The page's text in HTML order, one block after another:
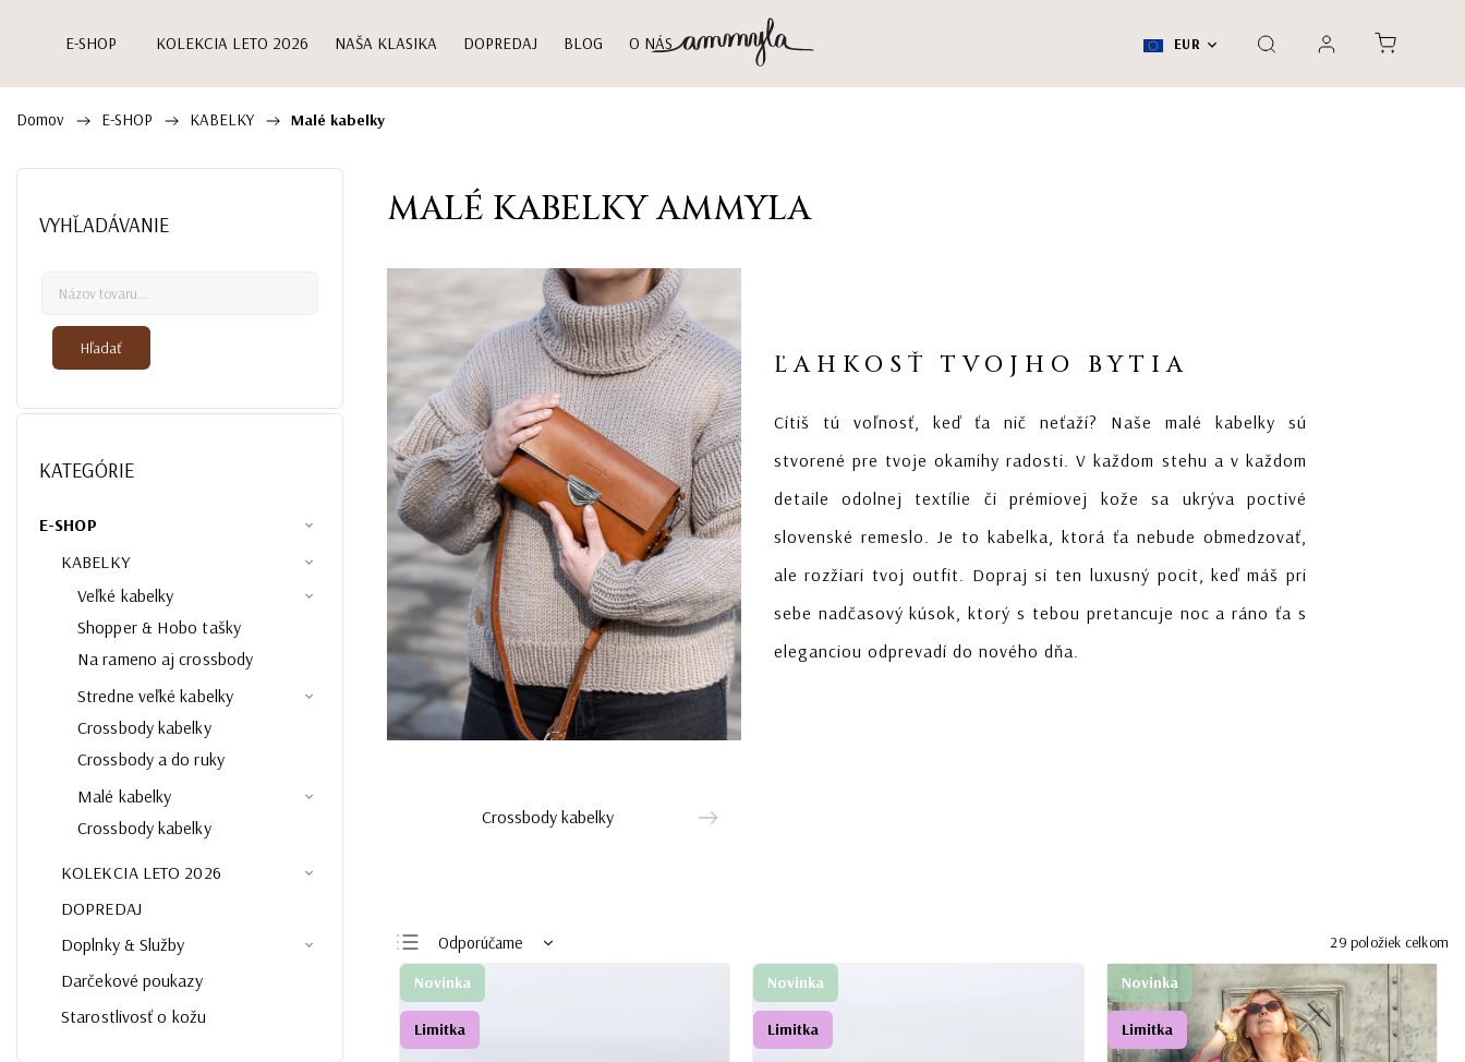
EUR
E-SHOP KOLEKCIA LETO 2026 NAŠA KLASIKA DOPREDAJ BLOG O NÁS
Domov / E-SHOP / KABELKY / Malé kabelky
VYHĽADÁVANIE
Hľadať
KATEGÓRIE
E-SHOP
KABELKY
Veľké kabelky
Shopper & Hobo tašky
Na rameno aj crossbody
Stredne veľké kabelky
Crossbody kabelky
Crossbody a do ruky
Malé kabelky
Crossbody kabelky
KOLEKCIA LETO 2026
DOPREDAJ
Doplnky & Služby
Darčekové poukazy
Starostlivosť o kožu
MALÉ KABELKY AMMYLA
ĽAHKOSŤ TVOJHO BYTIA
Cítiš tú voľnosť, keď ťa nič neťaží? Naše malé kabelky sú
stvorené pre tvoje okamihy radosti. V každom stehu a v každom
detaile odolnej textílie či prémiovej kože sa ukrýva poctivé
slovenské remeslo. Je to kabelka, ktorá ťa nebude obmedzovať,
ale rozžiari tvoj outfit. Dopraj si ten luxusný pocit, keď máš pri
sebe nadčasový kúsok, ktorý s tebou pretancuje noc a ráno ťa s
eleganciou odprevadí do nového dňa.
Crossbody kabelky
Odporúčame
Najlacnejšie
Najdrahšie
Najpredávanejšie
29 položiek celkom
Novinka
Limitka
Novinka
Limitka
Novinka
Limitka